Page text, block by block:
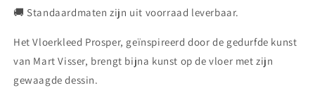
🚚 Standaardmaten zijn uit voorraad leverbaar.
Het Vloerkleed Prosper, geïnspireerd door de gedurfde kunst
van Mart Visser, brengt bijna kunst op de vloer met zijn
gewaagde dessin.